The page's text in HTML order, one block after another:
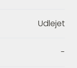
Udlejet
-